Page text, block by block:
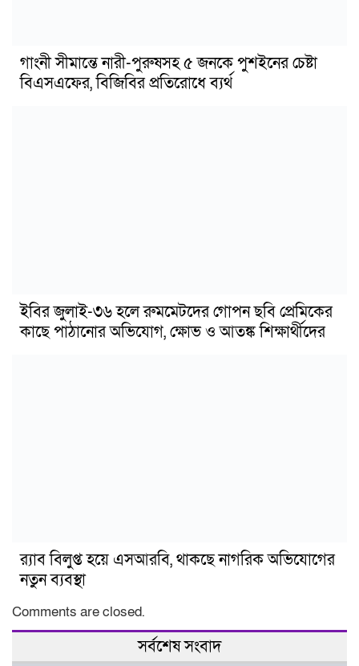
গাংনী সীমান্তে নারী-পুরুষসহ ৫ জনকে পুশইনের চেষ্টা
বিএসএফের, বিজিবির প্রতিরোধে ব্যর্থ
ইবির জুলাই-৩৬ হলে রুমমেটদের গোপন ছবি প্রেমিকের
কাছে পাঠানোর অভিযোগ, ক্ষোভ ও আতঙ্ক শিক্ষার্থীদের
র‍্যাব বিলুপ্ত হয়ে এসআরবি, থাকছে নাগরিক অভিযোগের
নতুন ব্যবস্থা
Comments are closed.
সর্বশেষ সংবাদ